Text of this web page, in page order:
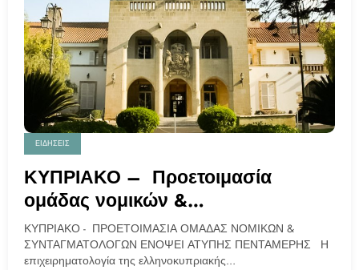
ΕΙΔΗΣΕΙΣ
ΚΥΠΡΙΑΚΟ – Προετοιμασία
ομάδας νομικών &
συνταγματολόγων ενόψει άτυπης
πενταμερής
ΚΥΠΡΙΑΚΟ - ΠΡΟΕΤΟΙΜΑΣΙΑ ΟΜΑΔΑΣ ΝΟΜΙΚΩΝ &
ΣΥΝΤΑΓΜΑΤΟΛΟΓΩΝ ΕΝΟΨΕΙ ΑΤΥΠΗΣ ΠΕΝΤΑΜΕΡΗΣ Η
επιχειρηματολογία της ελληνοκυπριακής…